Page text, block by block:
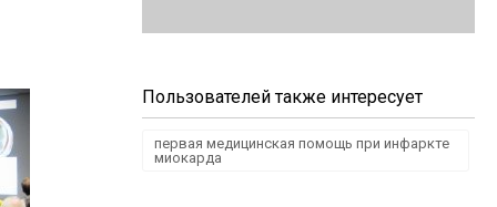
Пользователей также интересует
первая медицинская помощь при инфаркте
миокарда